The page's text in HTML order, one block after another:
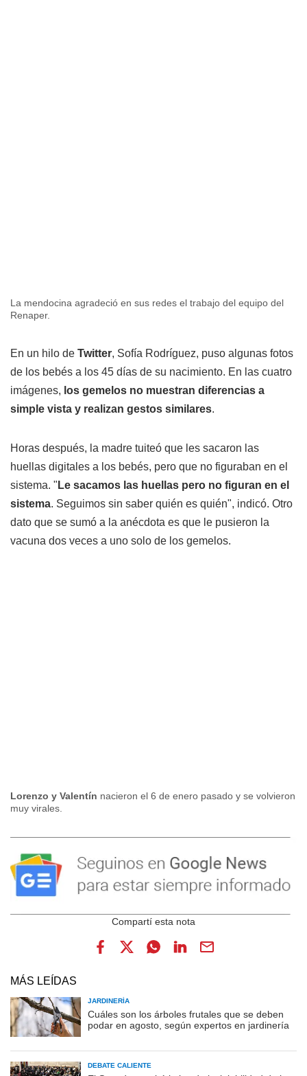
La mendocina agradeció en sus redes el trabajo del equipo del
Renaper.
En un hilo de Twitter, Sofía Rodríguez, puso algunas fotos
de los bebés a los 45 días de su nacimiento. En las cuatro
imágenes, los gemelos no muestran diferencias a
simple vista y realizan gestos similares.
Horas después, la madre tuiteó que les sacaron las
huellas digitales a los bebés, pero que no figuraban en el
sistema. " Le sacamos las huellas pero no figuran en el
sistema. Seguimos sin saber quién es quién", indicó. Otro
dato que se sumó a la anécdota es que le pusieron la
vacuna dos veces a uno solo de los gemelos.
Lorenzo y Valentín nacieron el 6 de enero pasado y se volvieron
muy virales.
MÁS LEÍDAS
JARDINERÍA
Cuáles son los árboles frutales que se deben
podar en agosto, según expertos en jardinería
DEBATE CALIENTE